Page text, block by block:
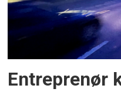
Entreprenør